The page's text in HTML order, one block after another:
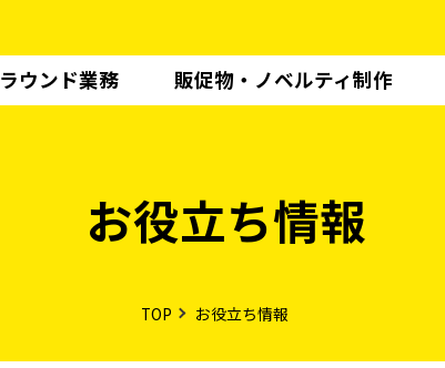
ラウンド業務 販促物・ノベルティ制作
お役立ち情報
TOP お役立ち情報